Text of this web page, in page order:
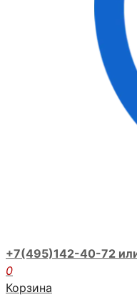
+7(495)142-40-72
0
Корзина